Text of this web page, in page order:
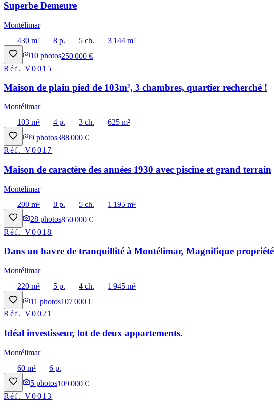
Superbe Demeure
Montélimar
430 m²
8 p. 5 ch.
3 144 m²
10 photos250 000 €
Réf.V0015
Maison de plain pied de 103m², 3 chambres, quartier recherché !
Montélimar
103 m²
4 p. 3 ch.
625 m²
9 photos388 000 €
Réf.V0017
Maison de caractère des années 1930 avec piscine et grand terrain
Montélimar
200 m²
8 p. 5 ch.
1 195 m²
28 photos850 000 €
Réf.V0018
Dans un havre de tranquillité à Montélimar, Magnifique propriété
Montélimar
220 m²
5 p. 4 ch.
1 945 m²
11 photos107 000 €
Réf.V0021
Idéal investisseur, lot de deux appartements.
Montélimar
60 m²
6 p.
5 photos109 000 €
Réf.V0013